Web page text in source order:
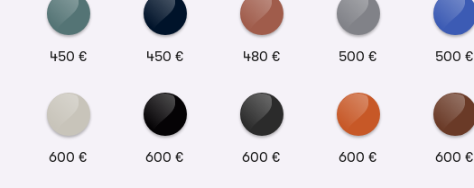
450 € 450 € 480 € 500 € 500 €
600 € 600 € 600 € 600 € 600 €